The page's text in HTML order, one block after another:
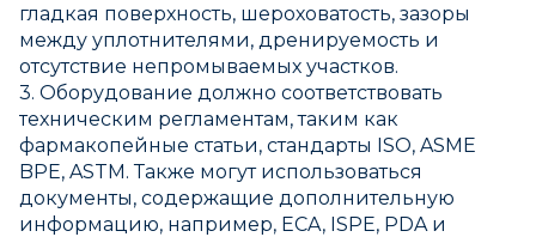
гладкая поверхность, шероховатость, зазоры
между уплотнителями, дренируемость и
отсутствие непромываемых участков.
3. Оборудование должно соответствовать
техническим регламентам, таким как
фармакопейные статьи, стандарты ISO, ASME
BPE, ASTM. Также могут использоваться
документы, содержащие дополнительную
информацию, например, ECA, ISPE, PDA и